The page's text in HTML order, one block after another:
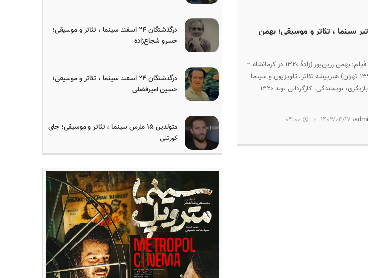
درگذشتگان ۱۷ تیر سینما ، تئاتر و موسیقی؛ بهمن
به گزارش ردکارپت فیلم: بهمن زرین‌پور (زادهٔ ۱۳۲۰ در کرمانشاه –
درگذشته ۱۷ تیر ۱۳۹۵ تهران) هنرپیشه تئاتر، تلویزیون و سینما
بود. زمینه فعالیت بازیگری، نویسندگی، کارگردانی تولد ۱۳۲۰
۱۴۰۲/۰۴/۱۷ 04:00
درگذشتگان ۲۴ اسفند سینما ، تئاتر و موسیقی؛
خسرو شجاع‌زاده
درگذشتگان ۲۴ اسفند سینما ، تئاتر و موسیقی؛
حسین امیرفضلی
متولدین ۱۵ مارس سینما ، تئاتر و موسیقی؛ جای
کورتنی